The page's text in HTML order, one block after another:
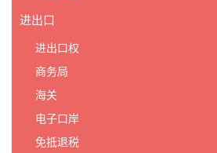
进出口
进出口权
商务局
海关
电子口岸
免抵退税